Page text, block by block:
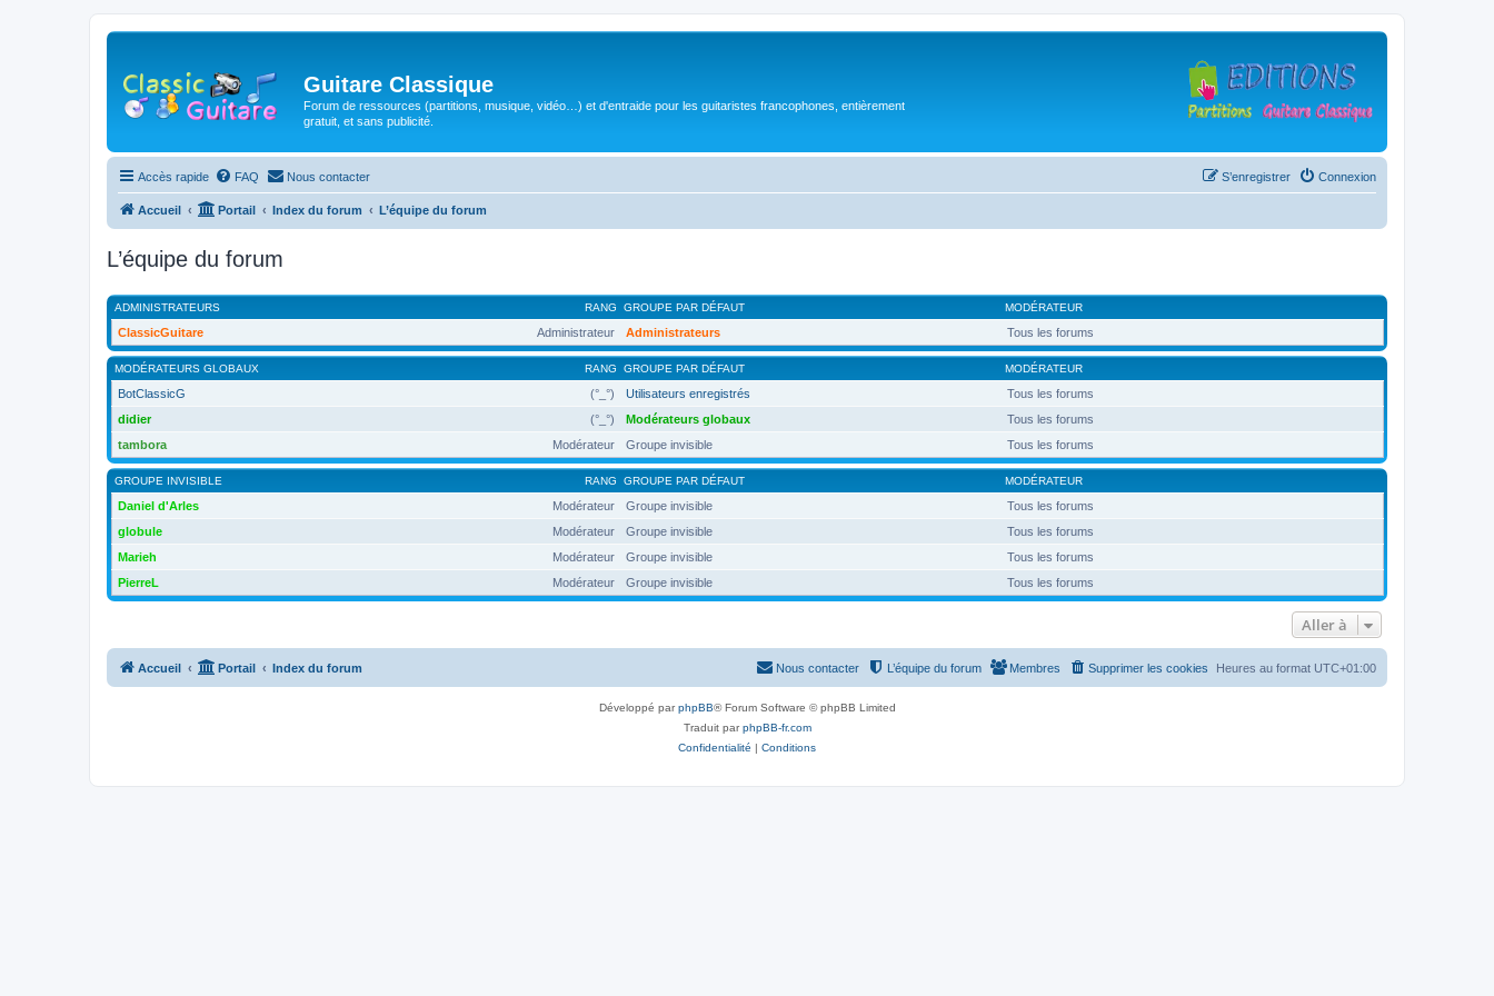
Guitare Classique
Forum de ressources (partitions, musique, vidéo…) et d'entraide pour les guitaristes francophones, entièrement
gratuit, et sans publicité.
Accès rapide FAQ Nous contacter Connexion
S’enregistrer
Accueil Portail Index du forum L’équipe du forum
L’équipe du forum
RANG
ADMINISTRATEURS GROUPE PAR DÉFAUT MODÉRATEUR
Administrateur
ClassicGuitare Administrateurs Tous les forums
RANG
MODÉRATEURS GLOBAUX GROUPE PAR DÉFAUT MODÉRATEUR
(°_°)
BotClassicG Utilisateurs enregistrés
Tous les forums
(°_°)
didier Modérateurs globaux
Tous les forums
Modérateur
tambora Groupe invisible Tous les forums
RANG
GROUPE INVISIBLE GROUPE PAR DÉFAUT MODÉRATEUR
Modérateur
Daniel d'Arles Groupe invisible
Tous les forums
Modérateur
globule Groupe invisible
Tous les forums
Modérateur
Marieh Groupe invisible
Tous les forums
Modérateur
PierreL Groupe invisible Tous les forums
Aller à
Accueil Portail Index du forum Heures au format UTC+01:00
Supprimer les cookies
Membres
L’équipe du forum
Nous contacter
Développé parphpBB® Forum Software © phpBB Limited
Traduit parphpBB-fr.com
Confidentialité | Conditions